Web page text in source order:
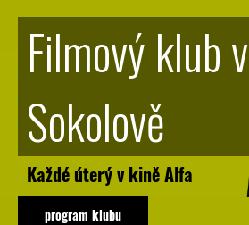
Filmový klub v
Sokolově
Každé úterý v kině Alfa
program klubu